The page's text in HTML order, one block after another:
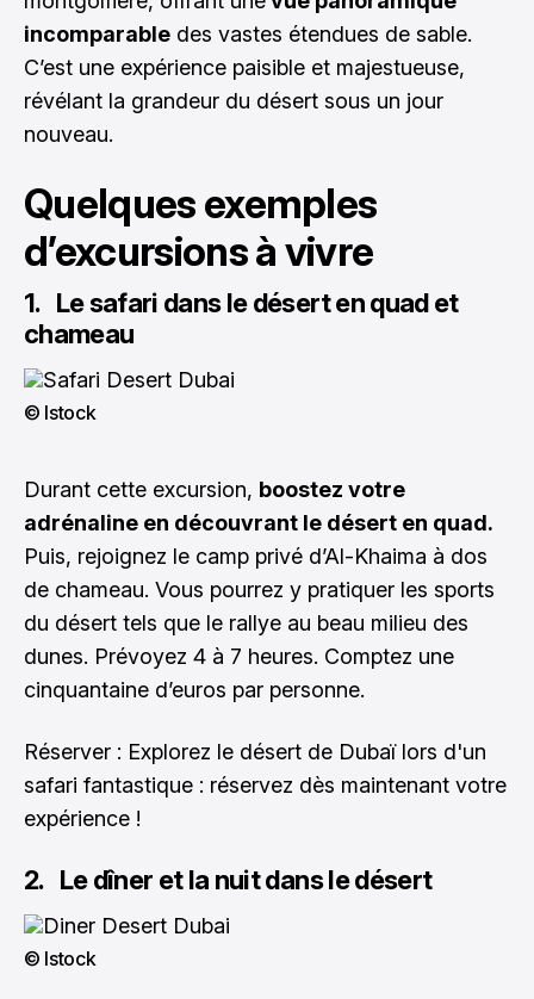
incomparable des vastes étendues de sable.
C’est une expérience paisible et majestueuse,
révélant la grandeur du désert sous un jour
nouveau.
Quelques exemples
d’excursions à vivre
1. Le safari dans le désert en quad et
chameau
© Istock
Durant cette excursion, boostez votre
adrénaline en découvrant le désert en quad.
Puis, rejoignez le camp privé d’Al-Khaima à dos
de chameau. Vous pourrez y pratiquer les sports
du désert tels que le rallye au beau milieu des
dunes. Prévoyez 4 à 7 heures. Comptez une
cinquantaine d’euros par personne.
Réserver : Explorez le désert de Dubaï lors d'un
safari fantastique : réservez dès maintenant votre
expérience !
2. Le dîner et la nuit dans le désert
© Istock